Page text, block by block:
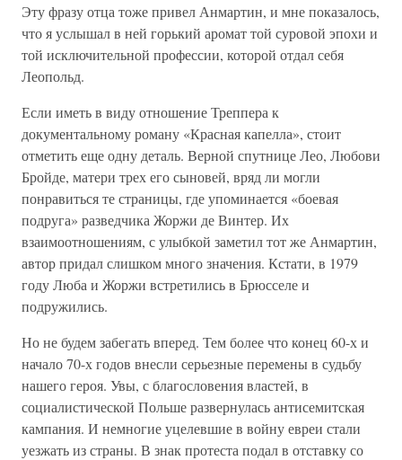
Эту фразу отца тоже привел Анмартин, и мне показалось,
что я услышал в ней горький аромат той суровой эпохи и
той исключительной профессии, которой отдал себя
Леопольд.
Если иметь в виду отношение Треппера к
документальному роману «Красная капелла», стоит
отметить еще одну деталь. Верной спутнице Лео, Любови
Бройде, матери трех его сыновей, вряд ли могли
понравиться те страницы, где упоминается «боевая
подруга» разведчика Жоржи де Винтер. Их
взаимоотношениям, с улыбкой заметил тот же Анмартин,
автор придал слишком много значения. Кстати, в 1979
году Люба и Жоржи встретились в Брюсселе и
подружились.
Но не будем забегать вперед. Тем более что конец 60-х и
начало 70-х годов внесли серьезные перемены в судьбу
нашего героя. Увы, с благословения властей, в
социалистической Польше развернулась антисемитская
кампания. И немногие уцелевшие в войну евреи стали
уезжать из страны. В знак протеста подал в отставку со